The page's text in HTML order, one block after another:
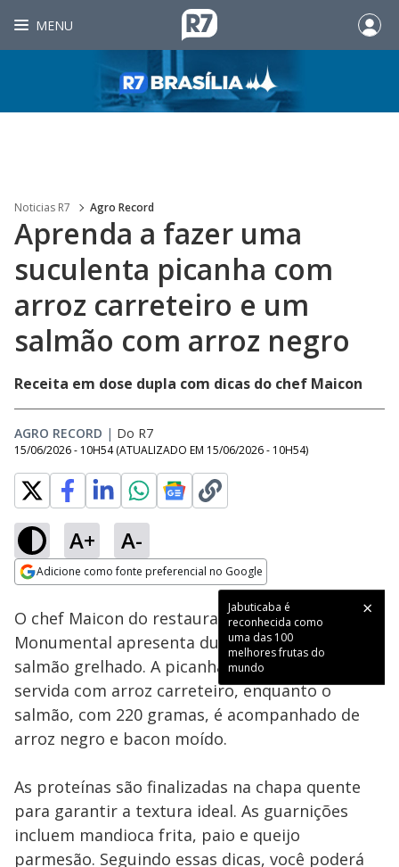
MENU
Noticias R7 Agro Record
Aprenda a fazer uma
suculenta picanha com
arroz carreteiro e um
salmão com arroz negro
Receita em dose dupla com dicas do chef Maicon
AGRO RECORD | Do R7
15/06/2026 - 10H54 (ATUALIZADO EM 15/06/2026 - 10H54)
A+ A-
Adicione como fonte preferencial no Google
Jabuticaba é
reconhecida como
uma das 100
melhores frutas do
mundo
Ativar
Loaded
12.94%
O chef Maicon do restaurante Grão
Monumental apresenta duas receitas: picanha e
salmão grelhado. A picanha, com 600 gramas, é
servida com arroz carreteiro, enquanto o
salmão, com 220 gramas, é acompanhado de
arroz negro e bacon moído.
As proteínas são finalizadas na chapa quente
para garantir a textura ideal. As guarnições
incluem mandioca frita, paio e queijo
parmesão. Seguindo essas dicas, você poderá